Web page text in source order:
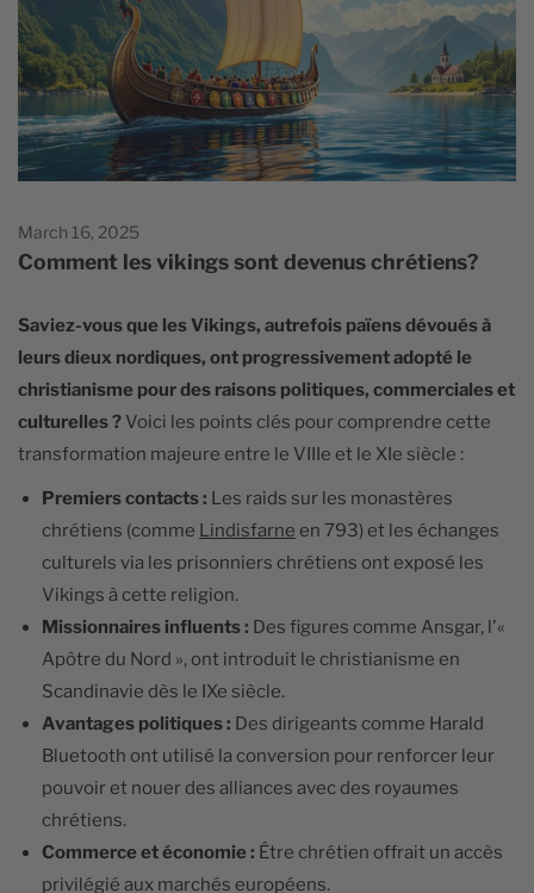
March 16, 2025
Comment les vikings sont devenus chrétiens?
Saviez-vous que les Vikings, autrefois païens dévoués à
leurs dieux nordiques, ont progressivement adopté le
christianisme pour des raisons politiques, commerciales et
culturelles ? Voici les points clés pour comprendre cette
transformation majeure entre le VIIIe et le XIe siècle :
Premiers contacts : Les raids sur les monastères
chrétiens (comme Lindisfarne en 793) et les échanges
culturels via les prisonniers chrétiens ont exposé les
Vikings à cette religion.
Missionnaires influents : Des figures comme Ansgar, l'«
Apôtre du Nord », ont introduit le christianisme en
Scandinavie dès le IXe siècle.
Avantages politiques : Des dirigeants comme Harald
Bluetooth ont utilisé la conversion pour renforcer leur
pouvoir et nouer des alliances avec des royaumes
chrétiens.
Commerce et économie : Être chrétien offrait un accès
privilégié aux marchés européens.